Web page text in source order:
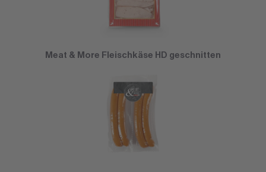
Meat & More Fleischkäse HD geschnitten